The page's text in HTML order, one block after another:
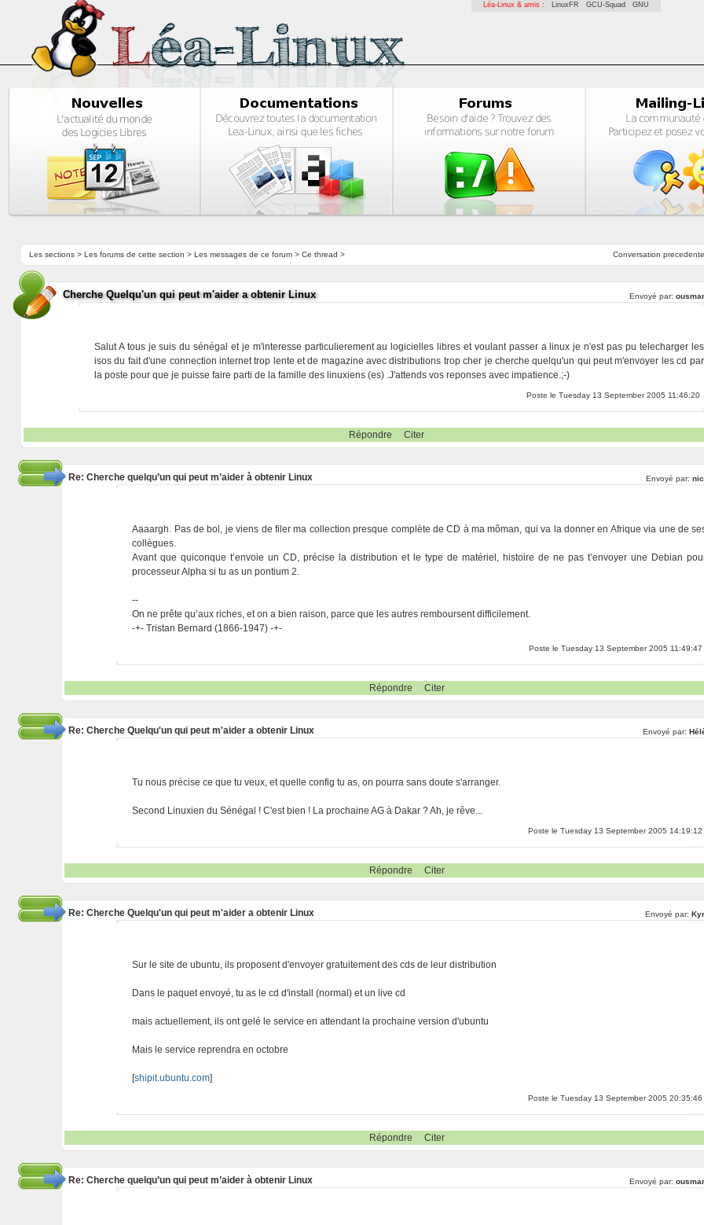
Léa-Linux & amis : LinuxFR GCU-Squad GNU
Conversation precedente
Les sections> Les forums de cette section > Les messages de ce forum> Ce thread >
Cherche Quelqu'un qui peut m'aider a obtenir Linux Envoyé par:
Salut A tous je suis du sénégal et je m'interesse particulierement au logicielles libres et voulant passer a linux je n'est pas pu telecharger les
isos du fait d'une connection internet trop lente et de magazine avec distributions trop cher je cherche quelqu'un qui peut m'envoyer les cd par
la poste pour que je puisse faire parti de la famille des linuxiens (es) .J'attends vos reponses avec impatience.;-)
Poste le Tuesday 13 September 2005 11:46:20
Répondre Citer
Re: Cherche quelqu’un qui peut m’aider à obtenir Linux Envoyé par:
Aaaargh. Pas de bol, je viens de filer ma collection presque complète de CD à ma môman, qui va la donner en Afrique via une de
collègues.
Avant que quiconque t’envoie un CD, précise la distribution et le type de matériel, histoire de ne pas t’envoyer une Debian
processeur Alpha si tu as un pontium 2.
--
On ne prête qu’aux riches, et on a bien raison, parce que les autres remboursent difficilement.
-+- Tristan Bernard (1866-1947) -+-
Poste le Tuesday 13 September 2005 11:49:47
Répondre Citer
Re: Cherche Quelqu'un qui peut m'aider a obtenir Linux Envoyé par:
Tu nous précise ce que tu veux, et quelle config tu as, on pourra sans doute s'arranger.
Second Linuxien du Sénégal ! C'est bien ! La prochaine AG à Dakar ? Ah, je rêve...
Poste le Tuesday 13 September 2005 14:19:12
Répondre Citer
Re: Cherche Quelqu'un qui peut m'aider a obtenir Linux Envoyé par:
Sur le site de ubuntu, ils proposent d'envoyer gratuitement des cds de leur distribution
Dans le paquet envoyé, tu as le cd d'install (normal) et un live cd
mais actuellement, ils ont gelé le service en attendant la prochaine version d'ubuntu
Mais le service reprendra en octobre
[shipit.ubuntu.com]
Poste le Tuesday 13 September 2005 20:35:46
Répondre Citer
Re: Cherche quelqu’un qui peut m’aider à obtenir Linux Envoyé par: